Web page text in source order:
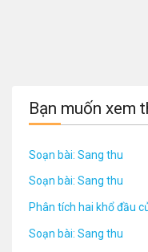
Bạn muốn xem
Soạn bài: Sang thu
Soạn bài: Sang thu
Phân tích hai khổ đầu
Soạn bài: Sang thu